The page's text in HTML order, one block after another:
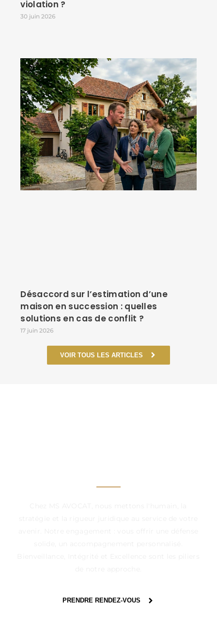
violation ?
30 juin 2026
Désaccord sur l’estimation d’une
maison en succession : quelles
solutions en cas de conflit ?
17 juin 2026
VOIR TOUS LES ARTICLES
PRENDRE RENDEZ-VOUS